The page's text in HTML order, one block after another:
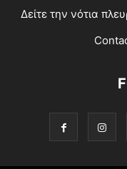
Δείτε την νότια